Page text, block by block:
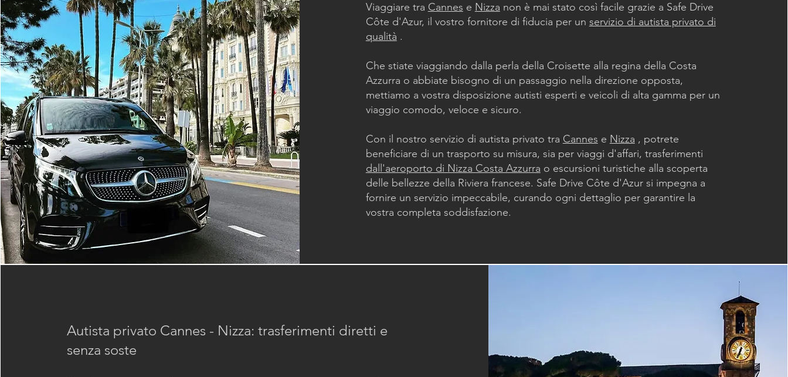
Viaggiare tra Cannes e Nizza non è mai stato così facile grazie a Safe Drive
Côte d'Azur, il vostro fornitore di fiducia per un servizio di autista privato di
qualità .
Che stiate viaggiando dalla perla della Croisette alla regina della Costa
Azzurra o abbiate bisogno di un passaggio nella direzione opposta,
mettiamo a vostra disposizione autisti esperti e veicoli di alta gamma per un
viaggio comodo, veloce e sicuro.
Con il nostro servizio di autista privato tra Cannes e Nizza , potrete
beneficiare di un trasporto su misura, sia per viaggi d'affari, trasferimenti
dall'aeroporto di Nizza Costa Azzurra o escursioni turistiche alla scoperta
delle bellezze della Riviera francese. Safe Drive Côte d'Azur si impegna a
fornire un servizio impeccabile, curando ogni dettaglio per garantire la
vostra completa soddisfazione.
Autista privato Cannes - Nizza: trasferimenti diretti e
senza soste